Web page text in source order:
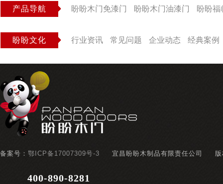
产品导航 盼盼木门免漆门 盼盼木门油漆门 盼盼福
盼盼文化 行业资讯 常见问题 企业动态 经典案例
备案号： 鄂ICP备17007309号-3 宜昌盼盼木制品有限责任公司
400-890-8281